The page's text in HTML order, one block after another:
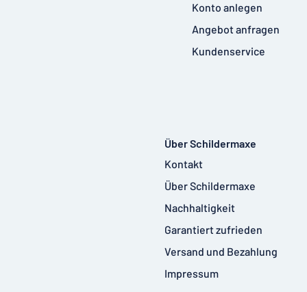
Konto anlegen
Angebot anfragen
Kundenservice
Über Schildermaxe
Kontakt
Über Schildermaxe
Nachhaltigkeit
Garantiert zufrieden
Versand und Bezahlung
Impressum